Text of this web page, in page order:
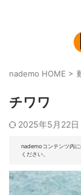
nademo HOME >
チワワ
2025年5月22日
nademoコンテンツ内
ください。